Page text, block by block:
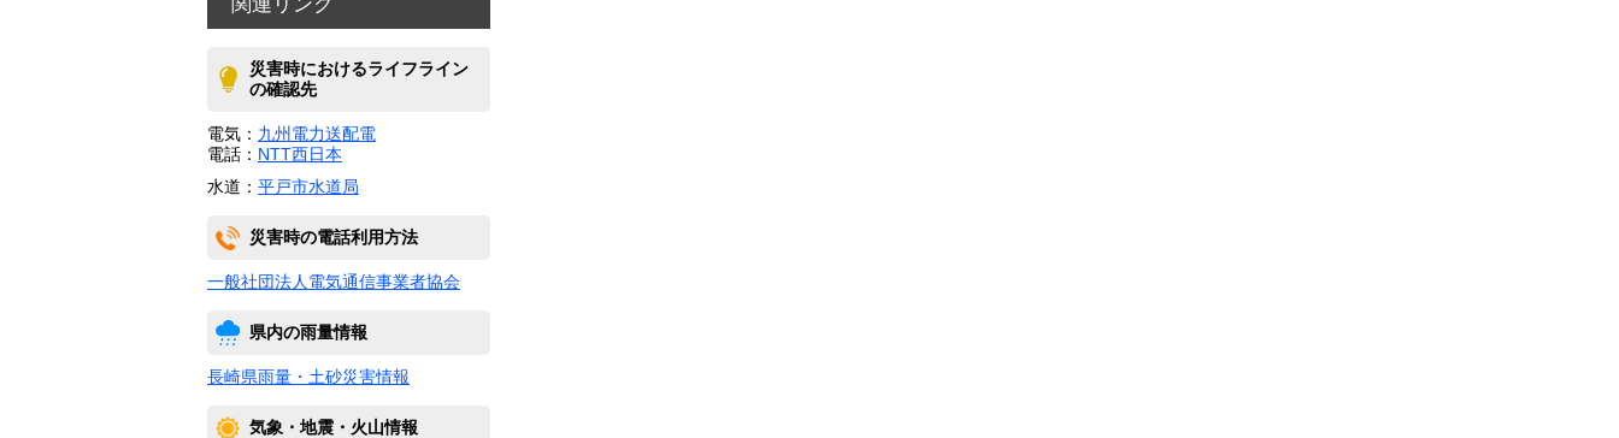
災害時におけるライフライン
の確認先
電気： 九州電力送配電
電話： NTT西日本
水道： 平戸市水道局
災害時の電話利用方法
一般社団法人電気通信事業者協会
県内の雨量情報
長崎県雨量・土砂災害情報
気象・地震・火山情報